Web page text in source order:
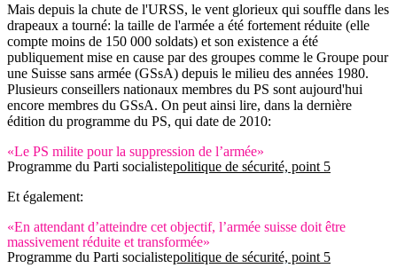
Mais depuis la chute de l'URSS, le vent glorieux qui souffle dans les
drapeaux a tourné: la taille de l'armée a été fortement réduite (elle
compte moins de 150 000 soldats) et son existence a été
publiquement mise en cause par des groupes comme le Groupe pour
une Suisse sans armée (GSsA) depuis le milieu des années 1980.
Plusieurs conseillers nationaux membres du PS sont aujourd'hui
encore membres du GSsA. On peut ainsi lire, dans la dernière
édition du programme du PS, qui date de 2010:
«Le PS milite pour la suppression de l’armée»
Programme du Parti socialistepolitique de sécurité, point 5
Et également:
«En attendant d’atteindre cet objectif, l’armée suisse doit être
massivement réduite et transformée»
Programme du Parti socialistepolitique de sécurité, point 5